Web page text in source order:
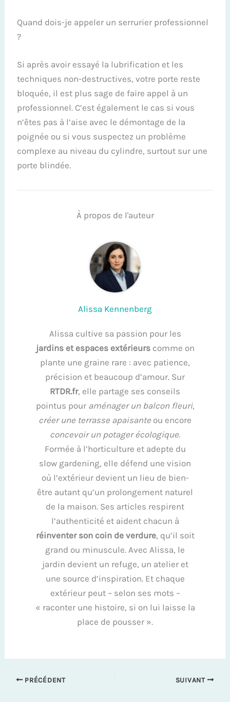
Quand dois-je appeler un serrurier professionnel
?
Si après avoir essayé la lubrification et les
techniques non-destructives, votre porte reste
bloquée, il est plus sage de faire appel à un
professionnel. C’est également le cas si vous
n’êtes pas à l’aise avec le démontage de la
poignée ou si vous suspectez un problème
complexe au niveau du cylindre, surtout sur une
porte blindée.
À propos de l'auteur
Alissa Kennenberg
Alissa cultive sa passion pour les
jardins et espaces extérieurscomme on
plante une graine rare : avec patience,
précision et beaucoup d’amour. Sur
RTDR.fr, elle partage ses conseils
pointus pour aménager un balcon fleuri,
créer une terrasse apaisante ou encore
concevoir un potager écologique.
Formée à l’horticulture et adepte du
slow gardening, elle défend une vision
où l’extérieur devient un lieu de bien-
être autant qu’un prolongement naturel
de la maison. Ses articles respirent
l’authenticité et aident chacun à
réinventer son coin de verdure, qu’il soit
grand ou minuscule. Avec Alissa, le
jardin devient un refuge, un atelier et
une source d’inspiration. Et chaque
extérieur peut – selon ses mots –
« raconter une histoire, si on lui laisse la
place de pousser ».
PRÉCÉDENT SUIVANT